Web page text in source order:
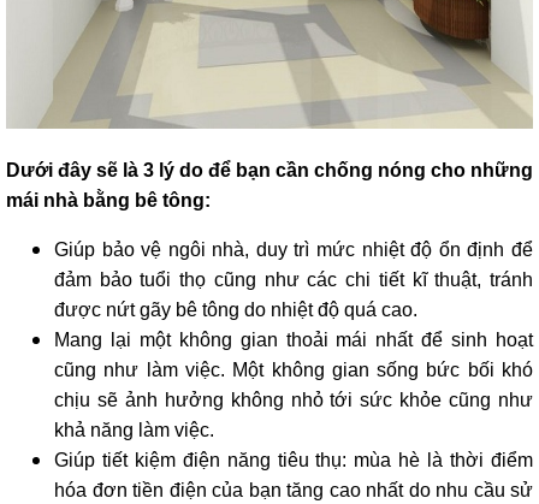
Dưới đây sẽ là 3 lý do để bạn cần chống nóng cho những
mái nhà bằng bê tông:
Giúp bảo vệ ngôi nhà, duy trì mức nhiệt độ ổn định để
đảm bảo tuổi thọ cũng như các chi tiết kĩ thuật, tránh
được nứt gãy bê tông do nhiệt độ quá cao.
Mang lại một không gian thoải mái nhất để sinh hoạt
cũng như làm việc. Một không gian sống bức bối khó
chịu sẽ ảnh hưởng không nhỏ tới sức khỏe cũng như
khả năng làm việc.
Giúp tiết kiệm điện năng tiêu thụ: mùa hè là thời điểm
hóa đơn tiền điện của bạn tăng cao nhất do nhu cầu sử